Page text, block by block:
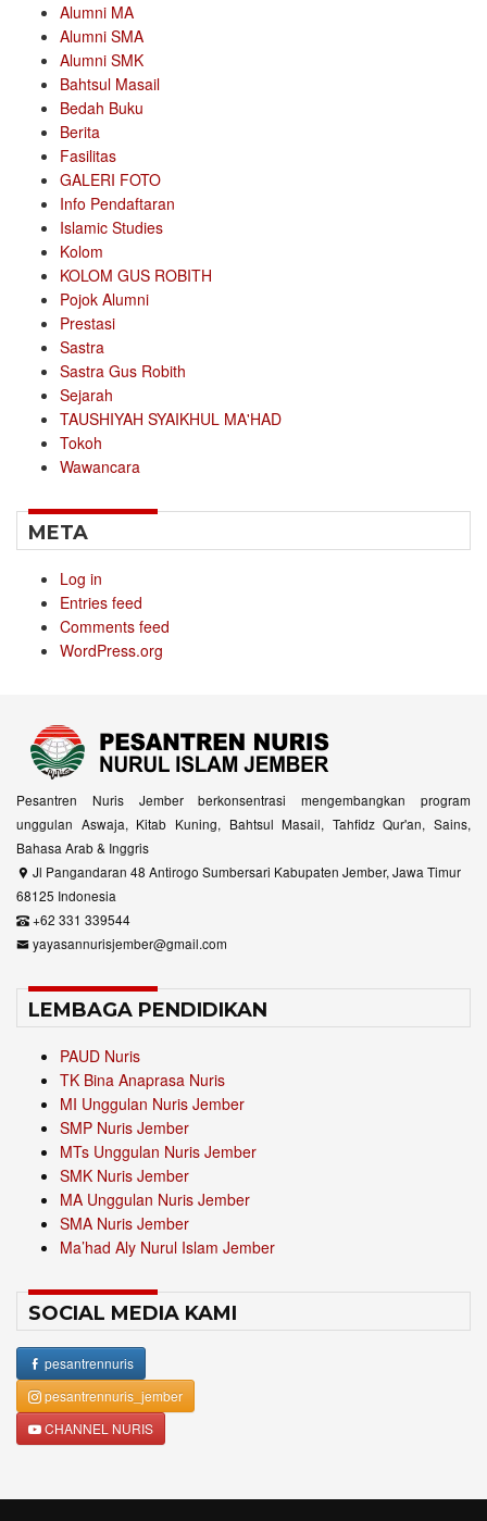
Alumni MA
Alumni SMA
Alumni SMK
Bahtsul Masail
Bedah Buku
Berita
Fasilitas
GALERI FOTO
Info Pendaftaran
Islamic Studies
Kolom
KOLOM GUS ROBITH
Pojok Alumni
Prestasi
Sastra
Sastra Gus Robith
Sejarah
TAUSHIYAH SYAIKHUL MA'HAD
Tokoh
Wawancara
META
Log in
Entries feed
Comments feed
WordPress.org
Pesantren Nuris Jember berkonsentrasi mengembangkan program
unggulan Aswaja, Kitab Kuning, Bahtsul Masail, Tahfidz Qur'an, Sains,
Bahasa Arab & Inggris
Jl Pangandaran 48 Antirogo Sumbersari Kabupaten Jember, Jawa Timur
68125 Indonesia
+62 331 339544
yayasannurisjember@gmail.com
LEMBAGA PENDIDIKAN
PAUD Nuris
TK Bina Anaprasa Nuris
MI Unggulan Nuris Jember
SMP Nuris Jember
MTs Unggulan Nuris Jember
SMK Nuris Jember
MA Unggulan Nuris Jember
SMA Nuris Jember
Ma’had Aly Nurul Islam Jember
SOCIAL MEDIA KAMI
pesantrennuris
pesantrennuris_jember
CHANNEL NURIS